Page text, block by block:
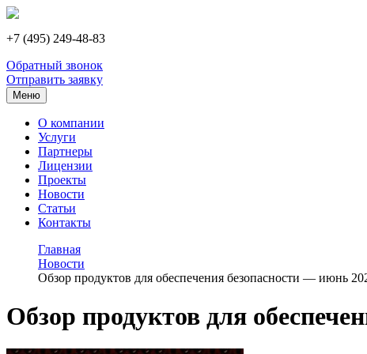
+7 (495) 249-48-83
Обратный звонок
Отправить заявку
Меню
О компании
Услуги
Партнеры
Лицензии
Проекты
Новости
Статьи
Контакты
Главная
Новости
Обзор продуктов для обеспечения безопасности — июнь
Обзор продуктов для